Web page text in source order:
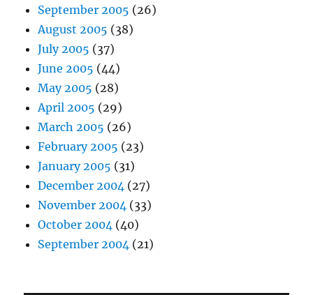
September 2005 (26)
August 2005 (38)
July 2005 (37)
June 2005 (44)
May 2005 (28)
April 2005 (29)
March 2005 (26)
February 2005 (23)
January 2005 (31)
December 2004 (27)
November 2004 (33)
October 2004 (40)
September 2004 (21)